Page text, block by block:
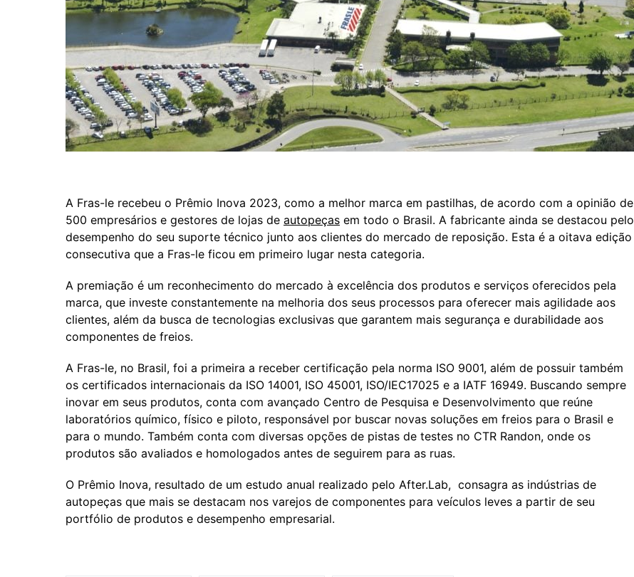
A Fras-le recebeu o Prêmio Inova 2023, como a melhor marca em pastilhas, de acordo com a opinião de
500 empresários e gestores de lojas de autopeças em todo o Brasil. A fabricante ainda se destacou pelo
desempenho do seu suporte técnico junto aos clientes do mercado de reposição. Esta é a oitava edição
consecutiva que a Fras-le ficou em primeiro lugar nesta categoria.
A premiação é um reconhecimento do mercado à excelência dos produtos e serviços oferecidos pela
marca, que investe constantemente na melhoria dos seus processos para oferecer mais agilidade aos
clientes, além da busca de tecnologias exclusivas que garantem mais segurança e durabilidade aos
componentes de freios.
A Fras-le, no Brasil, foi a primeira a receber certificação pela norma ISO 9001, além de possuir também
os certificados internacionais da ISO 14001, ISO 45001, ISO/IEC17025 e a IATF 16949. Buscando sempre
inovar em seus produtos, conta com avançado Centro de Pesquisa e Desenvolvimento que reúne
laboratórios químico, físico e piloto, responsável por buscar novas soluções em freios para o Brasil e
para o mundo. Também conta com diversas opções de pistas de testes no CTR Randon, onde os
produtos são avaliados e homologados antes de seguirem para as ruas.
O Prêmio Inova, resultado de um estudo anual realizado pelo After.Lab, consagra as indústrias de
autopeças que mais se destacam nos varejos de componentes para veículos leves a partir de seu
portfólio de produtos e desempenho empresarial.